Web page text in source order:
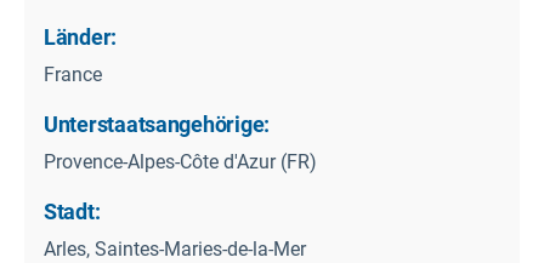
Länder:
France
Unterstaatsangehörige:
Provence-Alpes-Côte d'Azur (FR)
Stadt:
Arles, Saintes-Maries-de-la-Mer